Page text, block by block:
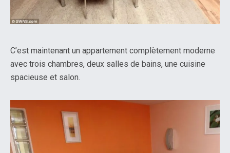
C’est maintenant un appartement complètement moderne
avec trois chambres, deux salles de bains, une cuisine
spacieuse et salon.